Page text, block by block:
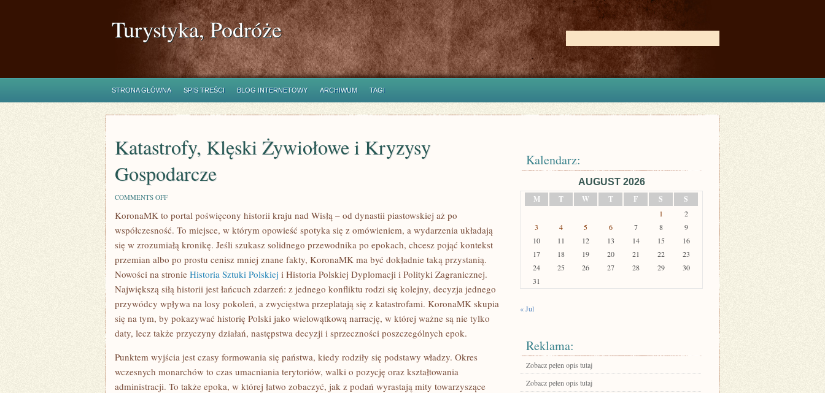
Turystyka, Podróże
STRONA GŁÓWNA SPIS TREŚCI BLOG INTERNETOWY ARCHIWUM TAGI
Katastrofy, Klęski Żywiołowe i Kryzysy
Gospodarcze
COMMENTS OFFON
KLĘSKI
I
KRYZYSY
GOSPODARCZE
KoronaMK to portal poświęcony historii kraju nad Wisłą – od dynastii piastowskiej aż po
współczesność. To miejsce, w którym opowieść spotyka się z omówieniem, a wydarzenia układają
się w zrozumiałą kronikę. Jeśli szukasz solidnego przewodnika po epokach, chcesz pojąć kontekst
przemian albo po prostu cenisz mniej znane fakty, KoronaMK ma być dokładnie taką przystanią.
Nowości na stronie Historia Sztuki Polskiej i Historia Polskiej Dyplomacji i Polityki Zagranicznej.
Największą siłą historii jest łańcuch zdarzeń: z jednego konfliktu rodzi się kolejny, decyzja jednego
przywódcy wpływa na losy pokoleń, a zwycięstwa przeplatają się z katastrofami. KoronaMK skupia
się na tym, by pokazywać historię Polski jako wielowątkową narrację, w której ważne są nie tylko
daty, lecz także przyczyny działań, następstwa decyzji i sprzeczności poszczególnych epok.
Punktem wyjścia jest czasy formowania się państwa, kiedy rodziły się podstawy władzy. Okres
wczesnych monarchów to czas umacniania terytoriów, walki o pozycję oraz kształtowania
administracji. To także epoka, w której łatwo zobaczyć, jak z podań wyrastają mity towarzyszące
Kalendarz:
AUGUST 2026
M
T W T F S S
1
2
3
4 5 6 7 8
9
10
11 12 13 14 15
16
17
18 19 20 21 22
23
24
25 26 27 28 29
30
31
« Jul
Reklama:
Zobacz pełen opis tutaj
Zobacz pełen opis tutaj